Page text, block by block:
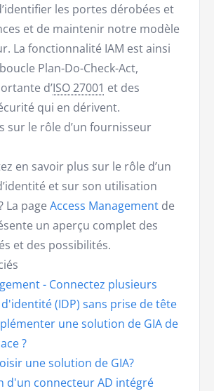
les portes dérobées et
et de maintenir notre modèle
La fonctionnalité IAM est ainsi
Plan-Do-Check-Act,
d’ISO 27001 et des
qui en dérivent.
sur le rôle d’un fournisseur
en savoir plus sur le rôle d’un
et sur son utilisation
La page Access Management de
un aperçu complet des
et des possibilités.
- Connectez plusieurs
(IDP) sans prise de tête
une solution de GIA de
?
une solution de GIA?
d'un connecteur AD intégré